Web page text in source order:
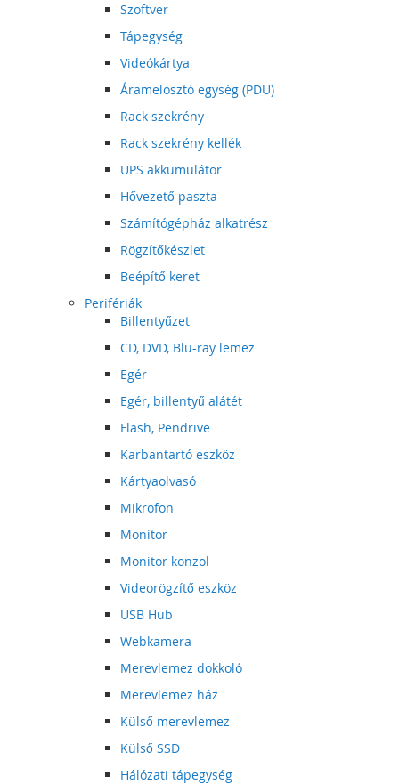
Szoftver
Tápegység
Videókártya
Áramelosztó egység (PDU)
Rack szekrény
Rack szekrény kellék
UPS akkumulátor
Hővezető paszta
Számítógépház alkatrész
Rögzítőkészlet
Beépítő keret
Perifériák
Billentyűzet
CD, DVD, Blu-ray lemez
Egér
Egér, billentyű alátét
Flash, Pendrive
Karbantartó eszköz
Kártyaolvasó
Mikrofon
Monitor
Monitor konzol
Videorögzítő eszköz
USB Hub
Webkamera
Merevlemez dokkoló
Merevlemez ház
Külső merevlemez
Külső SSD
Hálózati tápegység